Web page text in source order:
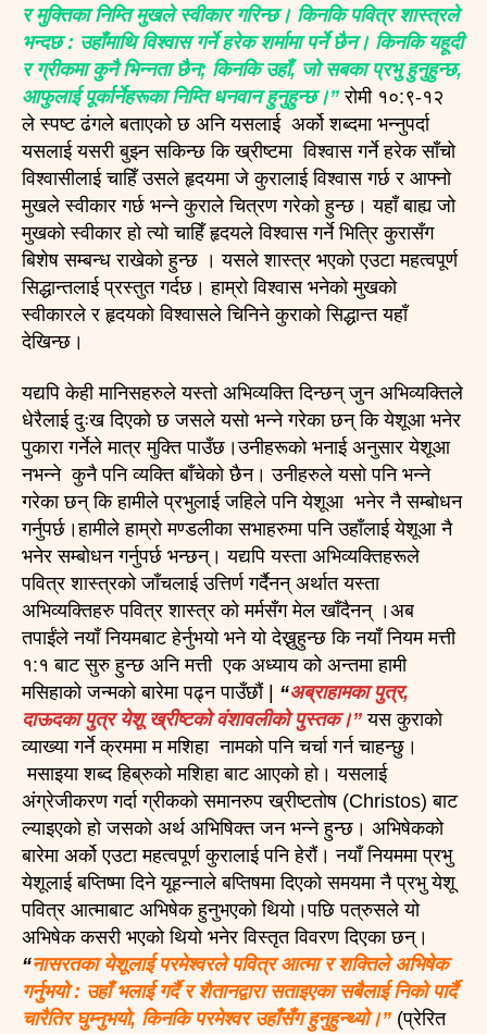
र मुक्तिका निम्ति मुखले स्वीकार गरिन्छ। किनकि पवित्र शास्त्रले
भन्दछ : उहाँमाथि विश्वास गर्ने हरेक शर्मामा पर्ने छैन। किनकि यहूदी
र ग्रीकमा कुनै भिन्नता छैन; किनकि उहाँ, जो सबका प्रभु हुनुहुन्छ,
आफुलाई पूर्कार्नेहरूका निम्ति धनवान हुनुहुन्छ।” रोमी १०:९-१२
ले स्पष्ट ढंगले बताएको छ अनि यसलाई अर्को शब्दमा भन्नुपर्दा
यसलाई यसरी बुझ्न सकिन्छ कि ख्रीष्टमा विश्वास गर्ने हरेक साँचो
विश्वासीलाई चाहिँ उसले हृदयमा जे कुरालाई विश्वास गर्छ र आफ्नो
मुखले स्वीकार गर्छ भन्ने कुराले चित्रण गरेको हुन्छ। यहाँ बाह्य जो
मुखको स्वीकार हो त्यो चाहिँ हृदयले विश्वास गर्ने भित्रि कुरासँग
बिशेष सम्बन्ध राखेको हुन्छ । यसले शास्त्र भएको एउटा महत्वपूर्ण
सिद्धान्तलाई प्रस्तुत गर्दछ। हाम्रो विश्वास भनेको मुखको
स्वीकारले र हृदयको विश्वासले चिनिने कुराको सिद्धान्त यहाँ
देखिन्छ।
यद्यपि केही मानिसहरुले यस्तो अभिव्यक्ति दिन्छन् जुन अभिव्यक्तिले
धेरैलाई दुःख दिएको छ जसले यसो भन्ने गरेका छन् कि येशूआ भनेर
पुकारा गर्नेले मात्र मुक्ति पाउँछ।उनीहरूको भनाई अनुसार येशूआ
नभन्ने कुनै पनि व्यक्ति बाँचेको छैन। उनीहरुले यसो पनि भन्ने
गरेका छन् कि हामीले प्रभुलाई जहिले पनि येशूआ भनेर नै सम्बोधन
गर्नुपर्छ।हामीले हाम्रो मण्डलीका सभाहरुमा पनि उहाँलाई येशूआ नै
भनेर सम्बोधन गर्नुपर्छ भन्छन्। यद्यपि यस्ता अभिव्यक्तिहरूले
पवित्र शास्त्रको जाँचलाई उत्तिर्ण गर्दैनन् अर्थात यस्ता
अभिव्यक्तिहरु पवित्र शास्त्र को मर्मसँग मेल खाँदैनन् ।अब
तपाईंले नयाँ नियमबाट हेर्नुभयो भने यो देख्नुहुन्छ कि नयाँ नियम मत्ती
१:१ बाट सुरु हुन्छ अनि मत्ती एक अध्याय को अन्तमा हामी
मसिहाको जन्मको बारेमा पढ्न पाउँछौं | “अब्राहामका पुत्र,
दाऊदका पुत्र येशू ख्रीष्टको वंशावलीको पुस्तक।”यस कुराको
व्याख्या गर्ने क्रममा म मशिहा नामको पनि चर्चा गर्न चाहन्छु।
मसाइया शब्द हिब्रुको मशिहा बाट आएको हो। यसलाई
अंग्रेजीकरण गर्दा ग्रीकको समानरुप ख्रीष्टतोष (Christos) बाट
ल्याइएको हो जसको अर्थ अभिषिक्त जन भन्ने हुन्छ। अभिषेकको
बारेमा अर्को एउटा महत्वपूर्ण कुरालाई पनि हेरौं। नयाँ नियममा प्रभु
येशूलाई बप्तिष्मा दिने यूहन्नाले बप्तिषमा दिएको समयमा नै प्रभु येशू
पवित्र आत्माबाट अभिषेक हुनुभएको थियो।पछि पत्रुसले यो
अभिषेक कसरी भएको थियो भनेर विस्तृत विवरण दिएका छन्।
“नासरतका येशूलाई परमेश्वरले पवित्र आत्मा र शक्तिले अभिषेक
गर्नुभयो : उहाँ भलाई गर्दै र शैतानद्वारा सताइएका सबैलाई निको पार्दै
चारैतिर घुम्नुभयो, किनकि परमेश्वर उहाँसँग हुनुहुन्थ्यो।” (प्रेरित